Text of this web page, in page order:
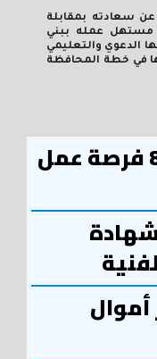
عن سعادته بمقابلة
مستهل عمله ببني
الدعوي والتعليمي
في خطة المحافظة
مديرية العمل توفر 895 فرصة عمل